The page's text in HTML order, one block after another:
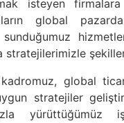
isteyen
global pazarda
sunduğumuz
stratejilerimizle
global
stratejiler
yürüttüğümüz